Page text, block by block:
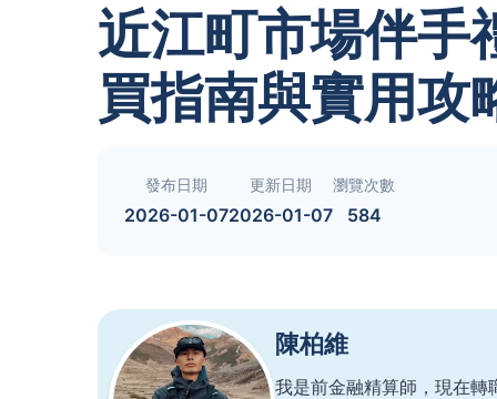
近江町市場伴手
買指南與實用攻
發布日期
2026-01-07
更新日期
2026-01-07
瀏覽次數
584
陳柏維
我是前金融精算師，現在轉